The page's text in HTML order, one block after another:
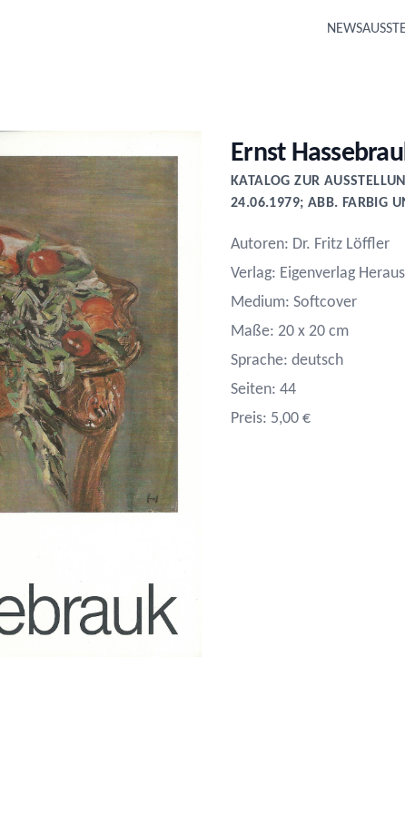
NEWS
Ernst
KATALOG ZUR
24.06.1979; ABB. FARBIG
Autoren: Dr. Fritz Löffler
Verlag: Eigenverlag
Medium: Softcover
Maße: 20 x 20 cm
Sprache: deutsch
Seiten: 44
Preis: 5,00 €